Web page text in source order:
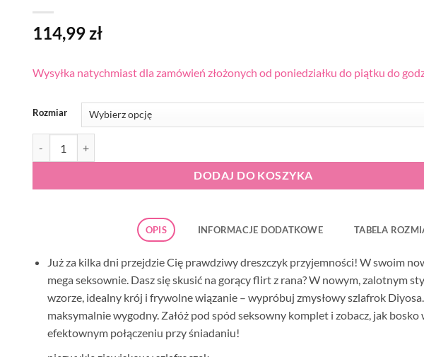
114,99zł
Wysyłka natychmiast dla zamówień złożonych od poniedziałku do piątku do
Rozmiar
DODAJ DO KOSZYKA
OPIS INFORMACJE DODATKOWE TABELA
Już za kilka dni przejdzie Cię prawdziwy dreszczyk przyjemności! W swoim
mega seksownie. Dasz się skusić na gorący flirt z rana? W nowym, zalotnym
wzorze, idealny krój i frywolne wiązanie – wypróbuj zmysłowy szlafrok
maksymalnie wygodny. Załóż pod spód seksowny komplet i zobacz, jak
efektownym połączeniu przy śniadaniu!